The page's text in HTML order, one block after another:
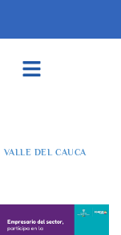
VALLE DEL CAUCA